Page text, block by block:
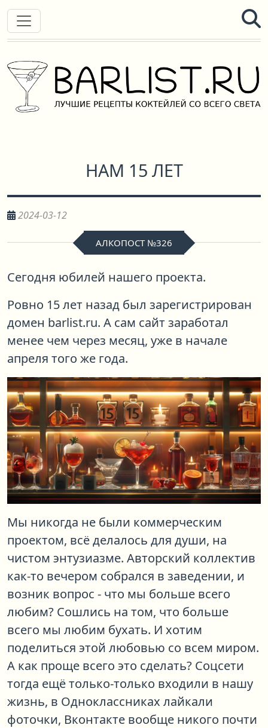
НАМ 15 ЛЕТ
2024-03-12
АЛКОПОСТ №326
Сегодня юбилей нашего проекта.
Ровно 15 лет назад был зарегистрирован
домен barlist.ru. А сам сайт заработал
менее чем через месяц, уже в начале
апреля того же года.
Мы никогда не были коммерческим
проектом, всё делалось для души, на
чистом энтузиазме. Авторский коллектив
как-то вечером собрался в заведении, и
возник вопрос - что мы больше всего
любим? Сошлись на том, что больше
всего мы любим бухать. И хотим
поделиться этой любовью со всем миром.
А как проще всего это сделать? Соцсети
тогда ещё только-только входили в нашу
жизнь, в Одноклассниках лайкали
фоточки, Вконтакте вообще никого почти